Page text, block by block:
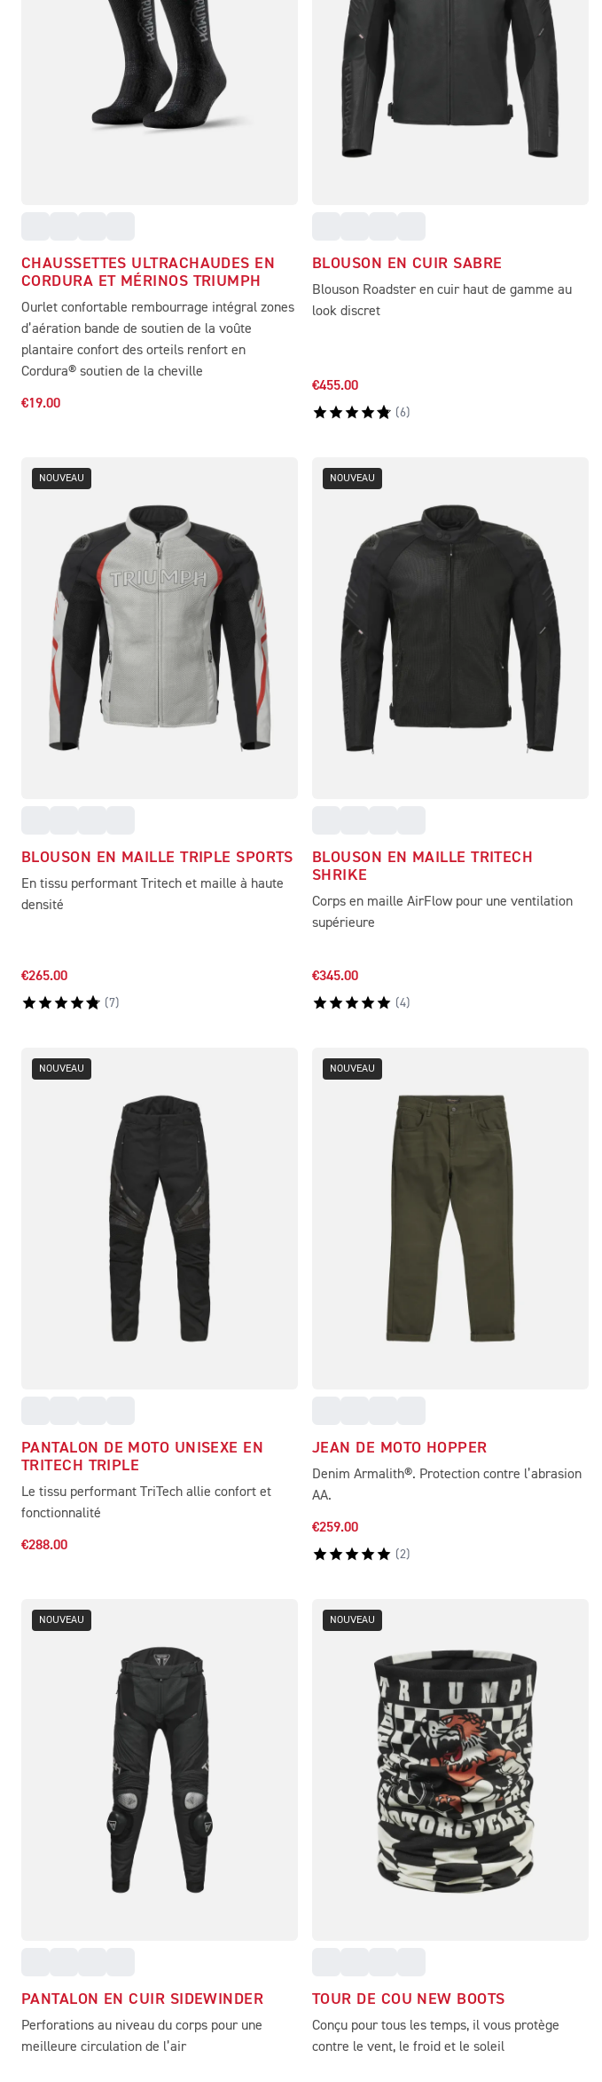
CHAUSSETTES ULTRACHAUDES EN
CORDURA ET MÉRINOS TRIUMPH
Ourlet confortable rembourrage intégral zones
d’aération bande de soutien de la voûte
plantaire confort des orteils renfort en
Cordura® soutien de la cheville
€19.00
BLOUSON EN CUIR SABRE
Blouson Roadster en cuir haut de gamme au
look discret
€455.00
(6)
NOUVEAU
BLOUSON EN MAILLE TRIPLE SPORTS
En tissu performant Tritech et maille à haute
densité
€265.00
(7)
NOUVEAU
BLOUSON EN MAILLE TRITECH
SHRIKE
Corps en maille AirFlow pour une ventilation
supérieure
€345.00
(4)
NOUVEAU
PANTALON DE MOTO UNISEXE EN
TRITECH TRIPLE
Le tissu performant TriTech allie confort et
fonctionnalité
€288.00
NOUVEAU
JEAN DE MOTO HOPPER
Denim Armalith®. Protection contre l’abrasion
AA.
€259.00
(2)
NOUVEAU
PANTALON EN CUIR SIDEWINDER
Perforations au niveau du corps pour une
meilleure circulation de l’air
NOUVEAU
TOUR DE COU NEW BOOTS
Conçu pour tous les temps, il vous protège
contre le vent, le froid et le soleil